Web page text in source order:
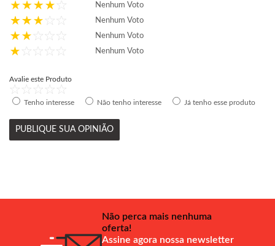
Nenhum Voto
Nenhum Voto
Nenhum Voto
Nenhum Voto
Avalie este Produto
Tenho interesse Não tenho interesse Já tenho esse produto
PUBLIQUE SUA OPINIÃO
Não perca mais nenhuma
oferta!
Assine agora nossa newsletter